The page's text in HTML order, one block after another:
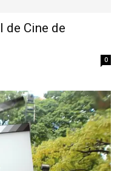
de Cine de
0